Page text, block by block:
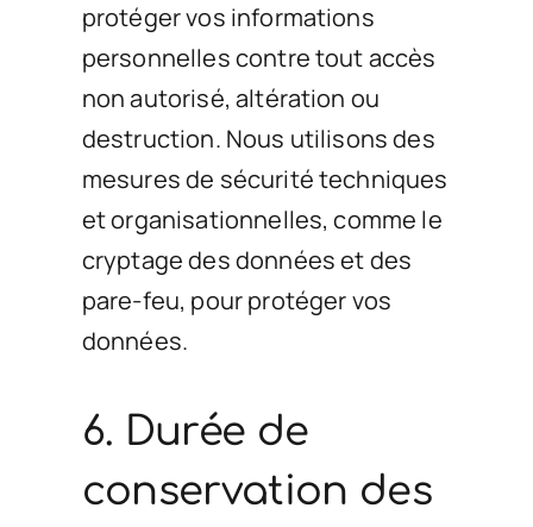
protéger vos informations
personnelles contre tout accès
non autorisé, altération ou
destruction. Nous utilisons des
mesures de sécurité techniques
et organisationnelles, comme le
cryptage des données et des
pare-feu, pour protéger vos
données.
6. Durée de
conservation des